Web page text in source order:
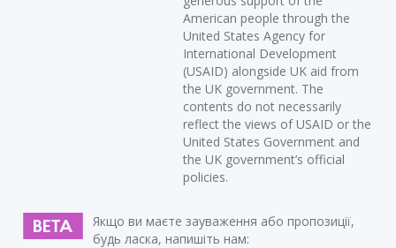
American people through the
United States Agency for
International Development
(USAID) alongside UK aid from
the UK government. The
contents do not necessarily
reflect the views of USAID or the
United States Government and
the UK government’s official
policies.
Якщо ви маєте зауваження або пропозиції,
будь ласка, напишіть нам: